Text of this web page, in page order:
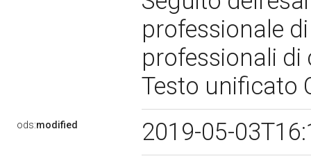
professionale
professionali di
Testo unificato
ods:modified 2019-05-